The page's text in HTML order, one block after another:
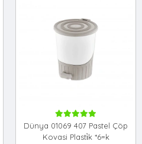
Dünya 01069 407 Pastel Çöp
Kovasi Plasti̇k *6=k